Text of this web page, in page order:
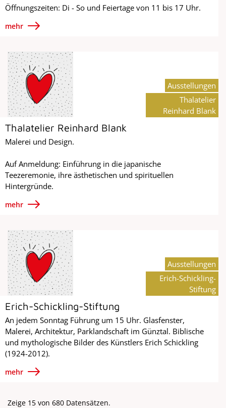
Öffnungszeiten: Di - So und Feiertage von 11 bis 17 Uhr.
mehr
Thalatelier Reinhard Blank
Malerei und Design.
Auf Anmeldung: Einführung in die japanische
Teezeremonie, ihre ästhetischen und spirituellen
Hintergründe.
mehr
Ausstellungen
Thalatelier
Reinhard Blank
Erich-Schickling-Stiftung
An jedem Sonntag Führung um 15 Uhr. Glasfenster,
Malerei, Architektur, Parklandschaft im Günztal. Biblische
und mythologische Bilder des Künstlers Erich Schickling
(1924-2012).
mehr
Ausstellungen
Erich-Schickling-
Stiftung
Zeige 15 von 680 Datensätzen.